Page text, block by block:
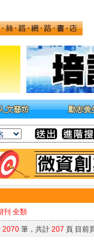
刊 全類
2070筆，共計 207 頁 目前